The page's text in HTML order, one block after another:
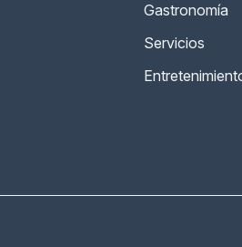
Gastronomía
Servicios